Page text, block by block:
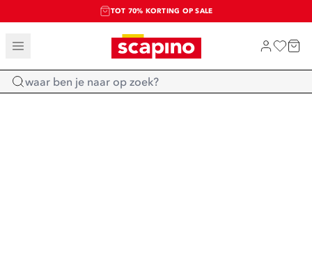
TOT 70% KORTING OP SALE
SALE: LAATSTE KANS!
SHOP NIEUW
Home